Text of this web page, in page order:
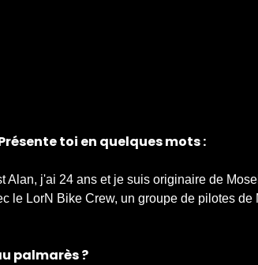
toi en quelques mots :
Alan, j'ai 24 ans et je suis originaire de
le LorN Bike Crew, un groupe de pilotes
palmarès ?